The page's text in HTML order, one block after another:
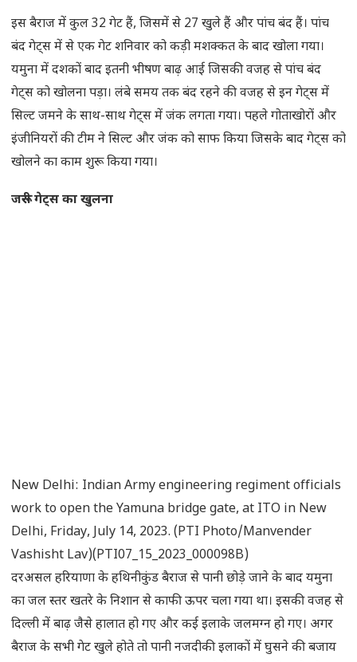
इस बैराज में कुल 32 गेट हैं, जिसमें से 27 खुले हैं और पांच बंद हैं। पांच
बंद गेट्स में से एक गेट शनिवार को कड़ी मशक्कत के बाद खोला गया।
यमुना में दशकों बाद इतनी भीषण बाढ़ आई जिसकी वजह से पांच बंद
गेट्स को खोलना पड़ा। लंबे समय तक बंद रहने की वजह से इन गेट्स में
सिल्ट जमने के साथ-साथ गेट्स में जंक लगता गया। पहले गोताखोरों और
इंजीनियरों की टीम ने सिल्ट और जंक को साफ किया जिसके बाद गेट्स को
खोलने का काम शुरू किया गया।
जरूरी गेट्स का खुलना
New Delhi: Indian Army engineering regiment officials
work to open the Yamuna bridge gate, at ITO in New
Delhi, Friday, July 14, 2023. (PTI Photo/Manvender
Vashisht Lav)(PTI07_15_2023_000098B)
दरअसल हरियाणा के हथिनीकुंड बैराज से पानी छोड़े जाने के बाद यमुना
का जल स्तर खतरे के निशान से काफी ऊपर चला गया था। इसकी वजह से
दिल्ली में बाढ़ जैसे हालात हो गए और कई इलाके जलमग्न हो गए। अगर
बैराज के सभी गेट खुले होते तो पानी नजदीकी इलाकों में घुसने की बजाय